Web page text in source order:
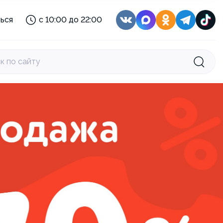
с 10:00 до 21:00
с 10:00 до 22:00
с 10:00 до 21:00
с 11:30 до 22:30
по сайту